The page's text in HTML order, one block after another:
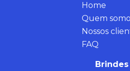
Home
Quem
Nossos
FAQ
Brindes